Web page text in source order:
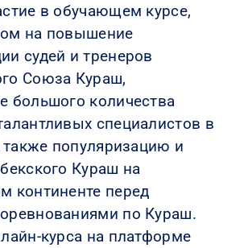
в обучающем курсе,
на повышение
судей и тренеров
Союза Кураш,
большого количества
специалистов в
также популяризацию и
Кураш на
континенте перед
по Кураш.
курса на платформе